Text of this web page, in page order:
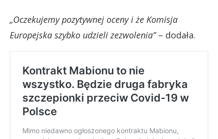
„Oczekujemy pozytywnej oceny i że Komisja
Europejska szybko udzieli zezwolenia”– dodała.